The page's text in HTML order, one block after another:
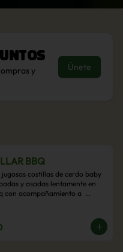
y
Únete
BBQ
jugosas costillas de cerdo baby
y asadas lentamente en
con acompañamiento a
Papas parmentier, Papas
blanco.